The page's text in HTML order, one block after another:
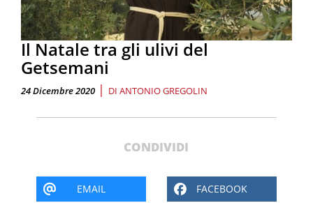
Il Natale tra gli ulivi del
Getsemani
24 Dicembre 2020 | DI ANTONIO GREGOLIN
CONDIVIDI
EMAIL FACEBOOK